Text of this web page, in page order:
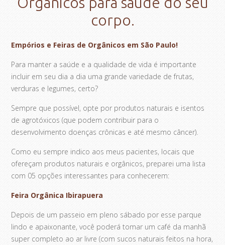
corpo.
Empórios e Feiras de Orgânicos em São Paulo!
Para manter a saúde e a qualidade de vida é importante
incluir em seu dia a dia uma grande variedade de frutas,
verduras e legumes, certo?
Sempre que possível, opte por produtos naturais e isentos
de agrotóxicos (que podem contribuir para o
desenvolvimento doenças crônicas e até mesmo câncer).
Como eu sempre indico aos meus pacientes, locais que
ofereçam produtos naturais e orgânicos, preparei uma lista
com 05 opções interessantes para conhecerem:
Feira Orgânica Ibirapuera
Depois de um passeio em pleno sábado por esse parque
lindo e apaixonante, você poderá tomar um café da manhã
super completo ao ar livre (com sucos naturais feitos na hora,